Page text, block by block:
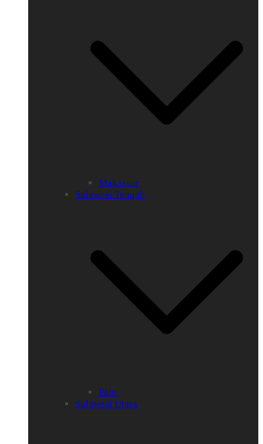
Makassar
Sulawesi Tengah
Palu
Sulawesi Utara